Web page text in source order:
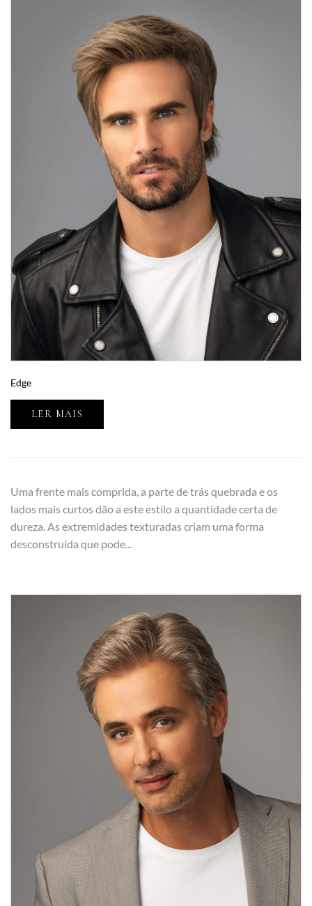
Edge
LER MAIS
Uma frente mais comprida, a parte de trás quebrada e os
lados mais curtos dão a este estilo a quantidade certa de
dureza. As extremidades texturadas criam uma forma
desconstruída que pode...